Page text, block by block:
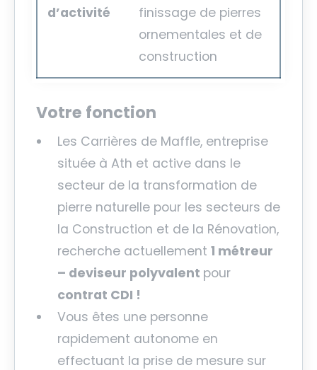
d’activité
finissage de pierres
ornementales et de
construction
Votre fonction
Les Carrières de Maffle, entreprise
située à Ath et active dans le
secteur de la transformation de
pierre naturelle pour les secteurs de
la Construction et de la Rénovation,
recherche actuellement 1 métreur
– deviseur polyvalent pour
contrat CDI !
Vous êtes une personne
rapidement autonome en
effectuant la prise de mesure sur